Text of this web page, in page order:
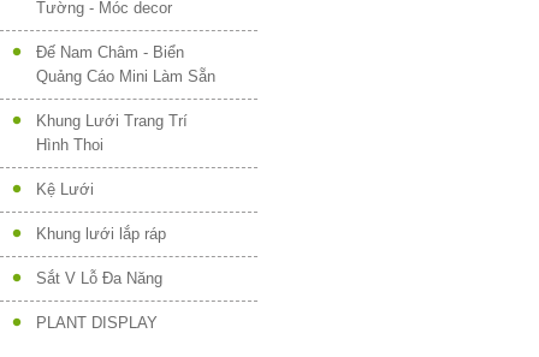
Tường - Móc decor
Đế Nam Châm - Biển
Quảng Cáo Mini Làm Sẵn
Khung Lưới Trang Trí
Hình Thoi
Kệ Lưới
Khung lưới lắp ráp
Sắt V Lỗ Đa Năng
PLANT DISPLAY